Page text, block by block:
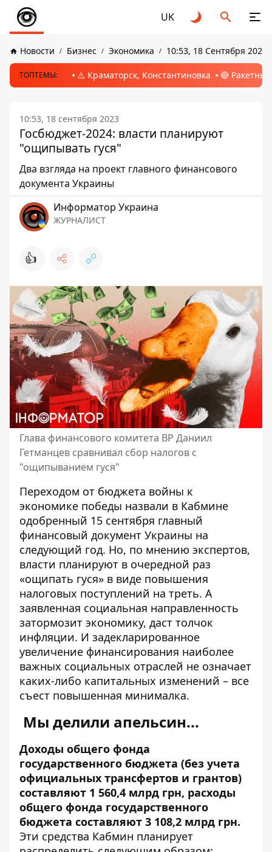
UK
Новости Бизнес Экономика 10:53, 18 Сентября 2023
ТОПТЕМЫ: ⚠️ Краматорск, Константиновка 🔴
10:53, 18 сентября 2023
Госбюджет-2024: власти планируют
"ощипывать гуся"
Два взгляда на проект главного финансового
документа Украины
Информатор Украина
ЖУРНАЛИСТ
👍
Глава финансового комитета ВР Даниил
Гетманцев сравнивал сбор налогов с
"ощипыванием гуся"
Переходом от бюджета войны к
экономике победы назвали в Кабмине
одобренный 15 сентября главный
финансовый документ Украины на
следующий год. Но, по мнению экспертов,
власти планируют в очередной раз
«ощипать гуся» в виде повышения
налоговых поступлений на треть. А
заявленная социальная направленность
затормозит экономику, даст толчок
инфляции. И задекларированное
увеличение финансирования наиболее
важных социальных отраслей не означает
каких-либо капитальных изменений – все
съест повышенная минималка.
Мы делили апельсин...
Доходы общего фонда
государственного бюджета (без учета
официальных трансфертов и грантов)
составляют 1 560,4 млрд грн, расходы
общего фонда государственного
бюджета составляют 3 108,2 млрд грн.
Эти средства Кабмин планирует